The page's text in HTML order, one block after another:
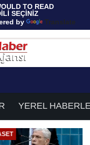
TO READ
SEÇİNİZ
by
Translate
YEREL